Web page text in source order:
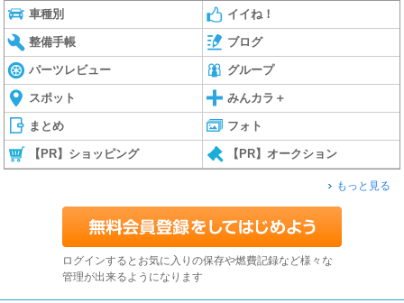
車種別 イイね！
整備手帳 ブログ
パーツレビュー グループ
スポット みんカラ＋
まとめ フォト
【PR】ショッピング 【PR】オークション
もっと見る
ログインするとお気に入りの保存や燃費記録など様々な
管理が出来るようになります